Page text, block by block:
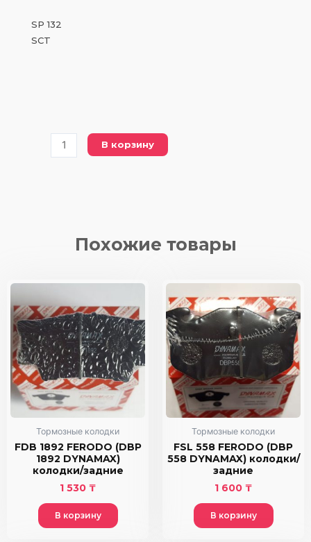
SP 132
SCT
Количество
товара
DYNAMAX)
передние/
В корзину
Похожие товары
Тормозные колодки
FDB 1892 FERODO (DBP
1892 DYNAMAX)
колодки/задние
1 530 ₸
В корзину
Тормозные колодки
FSL 558 FERODO (DBP
558 DYNAMAX) колодки/
задние
1 600 ₸
В корзину